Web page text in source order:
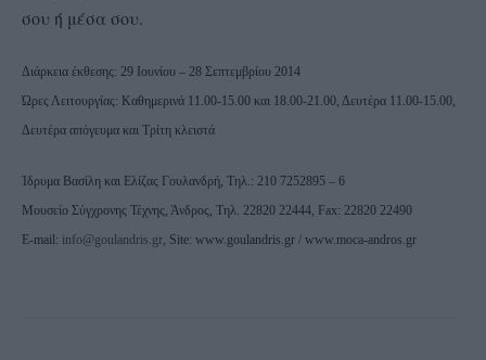
σου ή μέσα σου.
Διάρκεια έκθεσης: 29 Ιουνίου – 28 Σεπτεμβρίου 2014
Ώρες Λειτουργίας: Καθημερινά 11.00-15.00 και 18.00-21.00, Δευτέρα 11.00-15.00,
Δευτέρα απόγευμα και Τρίτη κλειστά
Ίδρυμα Βασίλη και Ελίζας Γουλανδρή, Τηλ.: 210 7252895 – 6
Μουσείο Σύγχρονης Τέχνης, Άνδρος, Τηλ. 22820 22444, Fax: 22820 22490
E-mail: info@goulandris.gr, Site: www.goulandris.gr / www.moca-andros.gr